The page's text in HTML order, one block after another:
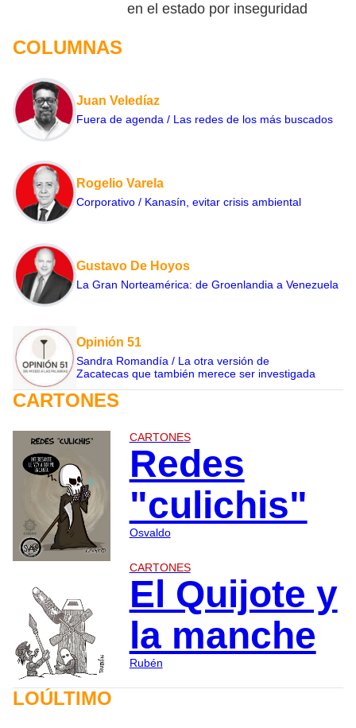
en el estado por inseguridad
COLUMNAS
Juan Veledíaz
Fuera de agenda / Las redes de los más buscados
Rogelio Varela
Corporativo / Kanasín, evitar crisis ambiental
Gustavo De Hoyos
La Gran Norteamérica: de Groenlandia a Venezuela
Opinión 51
Sandra Romandía / La otra versión de
Zacatecas que también merece ser investigada
CARTONES
CARTONES
Redes
"culichis"
Osvaldo
CARTONES
El Quijote y
la manche
Rubén
LOÚLTIMO